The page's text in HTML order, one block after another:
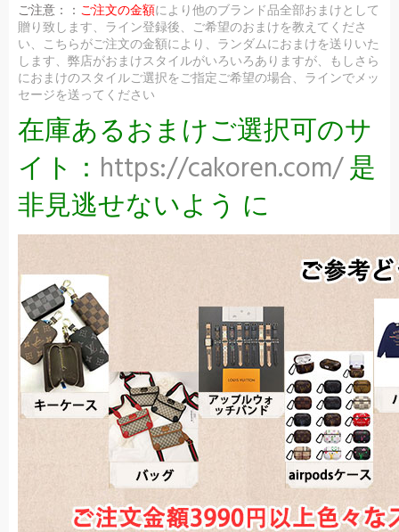
ご注意：： ご注文の金額により他のブランド品全部おまけとして
贈り致します、ライン登録後、ご希望のおまけを教えてくださ
い、こちらがご注文の金額により、ランダムにおまけを送りいた
します、弊店がおまけスタイルがいろいろありますが、もしさら
におまけのスタイルご選択をご指定ご希望の場合、ラインでメッ
セージを送ってください
在庫あるおまけご選択可のサ
イト： https://cakoren.com/是
非見逃せないよう に